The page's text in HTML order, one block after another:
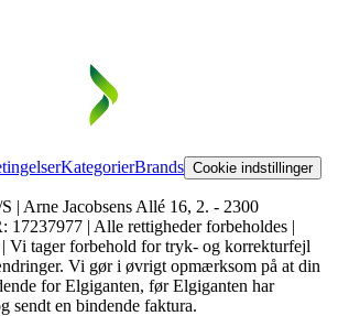
KategorierBrands Cookie indstillinger
| Arne Jacobsens Allé 16, 2. - 2300
17237977 | Alle rettigheder forbeholdes |
Vi tager forbehold for tryk- og korrekturfejl
Vi gør i øvrigt opmærksom på at din
for Elgiganten, før Elgiganten har
sendt en bindende faktura.